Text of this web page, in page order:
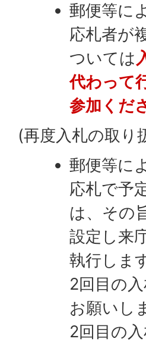
郵便等に
応札者が
ついては
代わって
参加くだ
(再度入札の取り
郵便等に
応札で予
は、その
設定し来
執行しま
2回目の
お願いし
2回目の